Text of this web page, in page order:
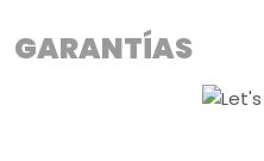
GARANTÍAS